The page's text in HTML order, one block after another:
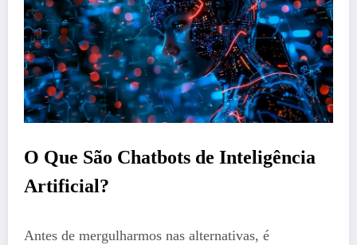
O Que São Chatbots de Inteligência
Artificial?
Antes de mergulharmos nas alternativas, é